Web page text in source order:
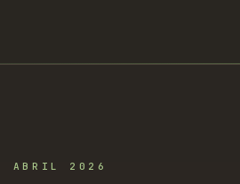
ABRIL 2026